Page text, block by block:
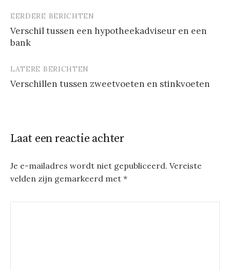
Berichtnavigatie
EERDERE BERICHTEN
Verschil tussen een hypotheekadviseur en een
bank
LATERE BERICHTEN
Verschillen tussen zweetvoeten en stinkvoeten
Laat een reactie achter
Je e-mailadres wordt niet gepubliceerd. Vereiste
velden zijn gemarkeerd met *